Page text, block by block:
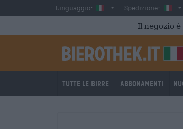
Skip to main contentLinguaggio: ItalianSpedizione:
Il negozio
Tutte le birre Abbonamenti